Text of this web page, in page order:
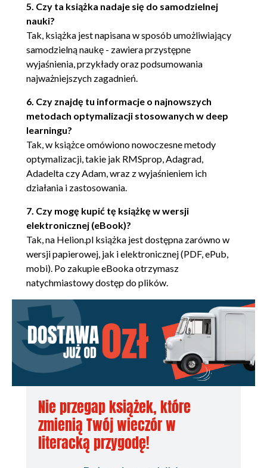
Średnie i mediana
Kwantyle i wykresy pudełkowe
Braki w danych
Korelacja
Współczynnik korelacji Pearsona
Korelacja Spearmana
Testowanie hipotez
Hipotezy
Test t
Test U Manna-Whitneya
5. Algebra liniowa
Skalary, wektory, macierze i tensory
Skalary
Wektory
Macierze
Tensory
Arytmetyka tensorów
Operacje tablicowe
Operacje wektorowe
6. Więcej algebry liniowej
Macierze kwadratowe
Dlaczego macierze kwadratowe?
5. Czy ta książka nadaje się do samodzielnej
nauki?
Tak, książka jest napisana w sposób umożliwiający
samodzielną naukę - zawiera przystępne
wyjaśnienia, przykłady oraz podsumowania
najważniejszych zagadnień.
6. Czy znajdę tu informacje o najnowszych
metodach optymalizacji stosowanych w deep
learningu?
Tak, w książce omówiono nowoczesne metody
optymalizacji, takie jak RMSprop, Adagrad,
Adadelta czy Adam, wraz z wyjaśnieniem ich
działania i zastosowania.
7. Czy mogę kupić tę książkę w wersji
elektronicznej (eBook)?
Tak, na Helion.pl książka jest dostępna zarówno w
wersji papierowej, jak i elektronicznej (PDF, ePub,
mobi). Po zakupie eBooka otrzymasz
natychmiastowy dostęp do plików.
Nie przegap książek, które
zmienią Twój wieczór w
literacką przygodę!